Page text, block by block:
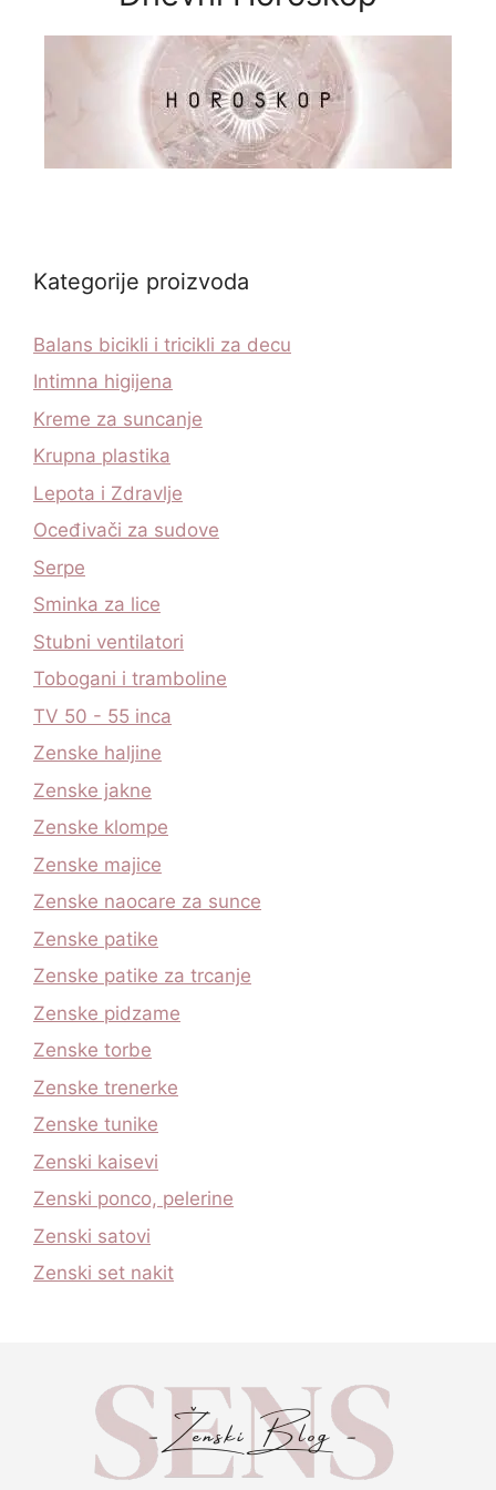
Kategorije proizvoda
Balans bicikli i tricikli za decu
Intimna higijena
Kreme za suncanje
Krupna plastika
Lepota i Zdravlje
Oceđivači za sudove
Serpe
Sminka za lice
Stubni ventilatori
Tobogani i tramboline
TV 50 - 55 inca
Zenske haljine
Zenske jakne
Zenske klompe
Zenske majice
Zenske naocare za sunce
Zenske patike
Zenske patike za trcanje
Zenske pidzame
Zenske torbe
Zenske trenerke
Zenske tunike
Zenski kaisevi
Zenski ponco, pelerine
Zenski satovi
Zenski set nakit